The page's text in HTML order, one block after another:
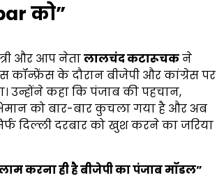
को”
और आप नेतालालचंद कटारूचकने
कॉन्फ्रेंस के दौरान बीजेपी और कांग्रेस पर
उन्होंने कहा कि पंजाब की पहचान,
को बार-बार कुचला गया है और अब
दिल्ली दरबार को खुश करने का जरिया
करना ही है बीजेपी का पंजाब मॉडल”